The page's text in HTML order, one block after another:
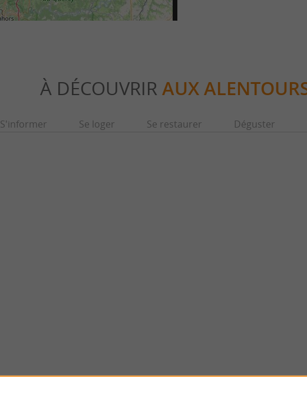
À DÉCOUVRIR AUX
S'informer Se loger Se restaurer Déguster